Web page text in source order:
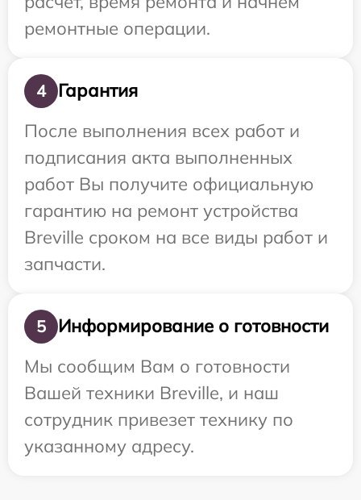
ремонтные операции.
4
Гарантия
После выполнения всех работ и
подписания акта выполненных
работ Вы получите официальную
гарантию на ремонт устройства
Breville сроком на все виды работ и
запчасти.
5
Информирование о готовности
Мы сообщим Вам о готовности
Вашей техники Breville, и наш
сотрудник привезет технику по
указанному адресу.